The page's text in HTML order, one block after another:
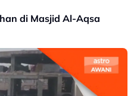
di Masjid Al-Aqsa